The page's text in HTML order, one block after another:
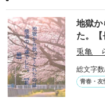
地獄か
た。【
兎亀
総文字
青春・友